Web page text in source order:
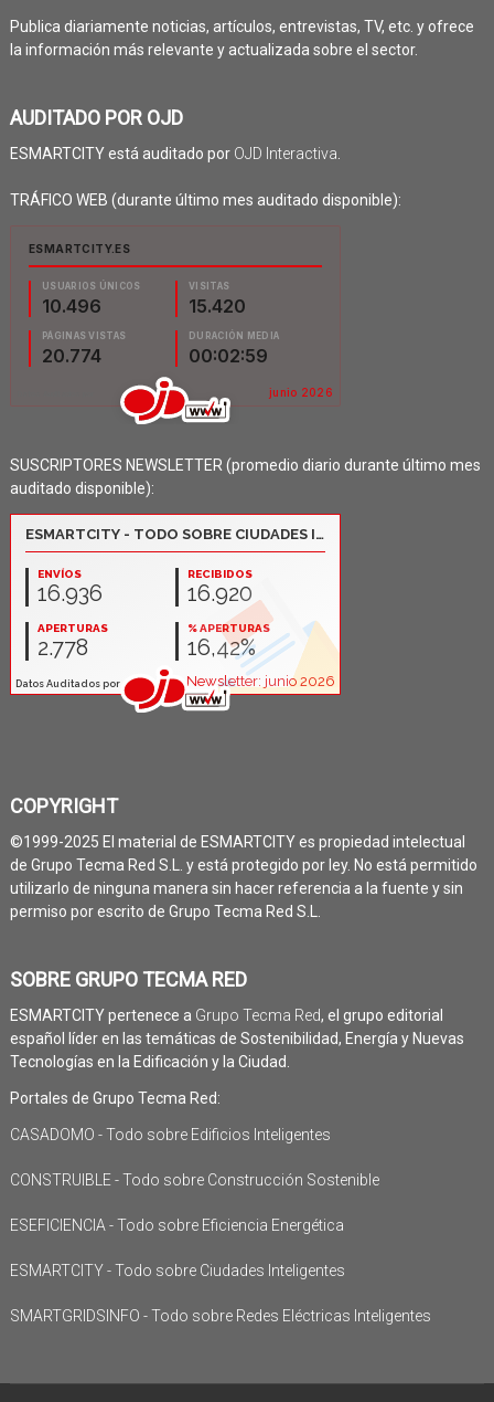
Publica diariamente noticias, artículos, entrevistas, TV, etc. y ofrece
la información más relevante y actualizada sobre el sector.
AUDITADO POR OJD
ESMARTCITY está auditado por OJD Interactiva
TRÁFICO WEB (durante último mes auditado disponible):
SUSCRIPTORES NEWSLETTER (promedio diario durante último mes
auditado disponible):
COPYRIGHT
©1999-2025 El material de ESMARTCITY es propiedad intelectual
de Grupo Tecma Red S.L. y está protegido por ley. No está permitido
utilizarlo de ninguna manera sin hacer referencia a la fuente y sin
permiso por escrito de Grupo Tecma Red S.L.
SOBRE GRUPO TECMA RED
ESMARTCITY pertenece a Grupo Tecma Red, el grupo editorial
español líder en las temáticas de Sostenibilidad, Energía y Nuevas
Tecnologías en la Edificación y la Ciudad.
Portales de Grupo Tecma Red:
CASADOMO - Todo sobre Edificios Inteligentes
CONSTRUIBLE - Todo sobre Construcción Sostenible
ESEFICIENCIA - Todo sobre Eficiencia Energética
ESMARTCITY - Todo sobre Ciudades Inteligentes
SMARTGRIDSINFO - Todo sobre Redes Eléctricas Inteligentes